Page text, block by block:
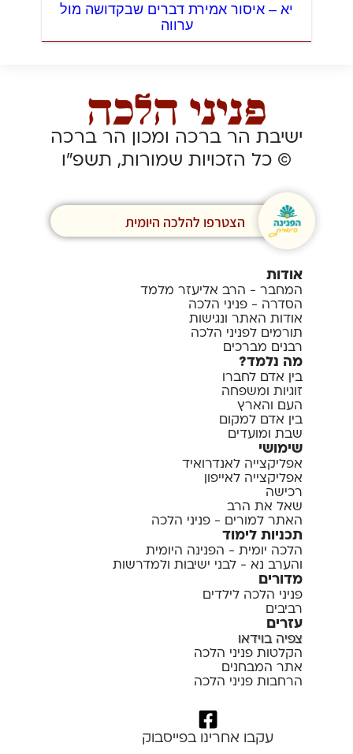
יא – איסור אמירת דברים שבקדושה מול
ערווה
ישיבת הר ברכה ומכון הר ברכה
© כל הזכויות שמורות, תשפ”ו
הצטרפו להלכה היומית
אודות
המחבר - הרב אליעזר מלמד
הסדרה - פניני הלכה
אודות האתר ונגישות
תורמים לפניני הלכה
רבנים מברכים
מה נלמד?
בין אדם לחברו
זוגיות ומשפחה
העם והארץ
בין אדם למקום
שבת ומועדים
שימושי
אפליקצייה לאנדרואיד
אפליקצייה לאייפון
רכישה
שאל את הרב
האתר למורים - פניני הלכה
תכניות לימוד
הלכה יומית - הפנינה היומית
והערב נא - לבני ישיבות ולמדרשות
מדורים
פניני הלכה לילדים
רביבים
עזרים
צפיה בוידאו
הקלטות פניני הלכה
אתר המבחנים
הרחבות פניני הלכה
עקבו אחרינו בפייסבוק